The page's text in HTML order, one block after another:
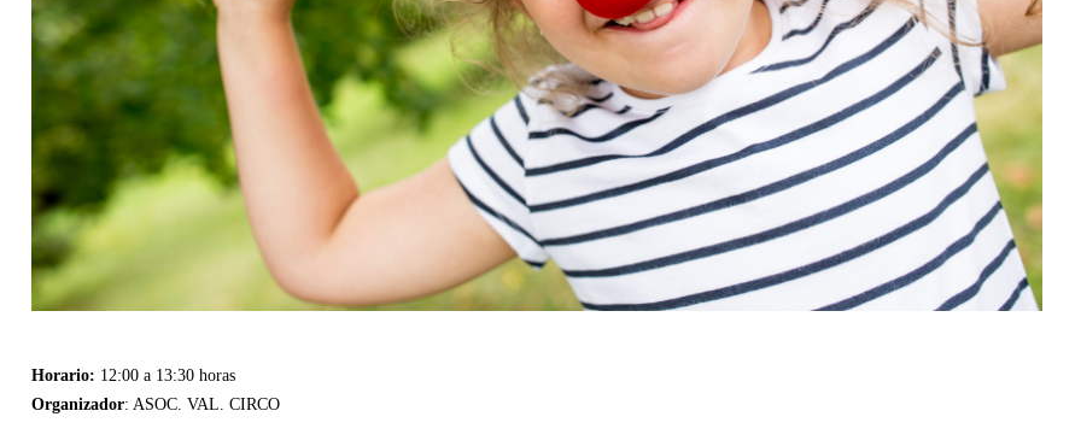
Horario: 12:00 a 13:30 horas
Organizador: ASOC. VAL. CIRCO